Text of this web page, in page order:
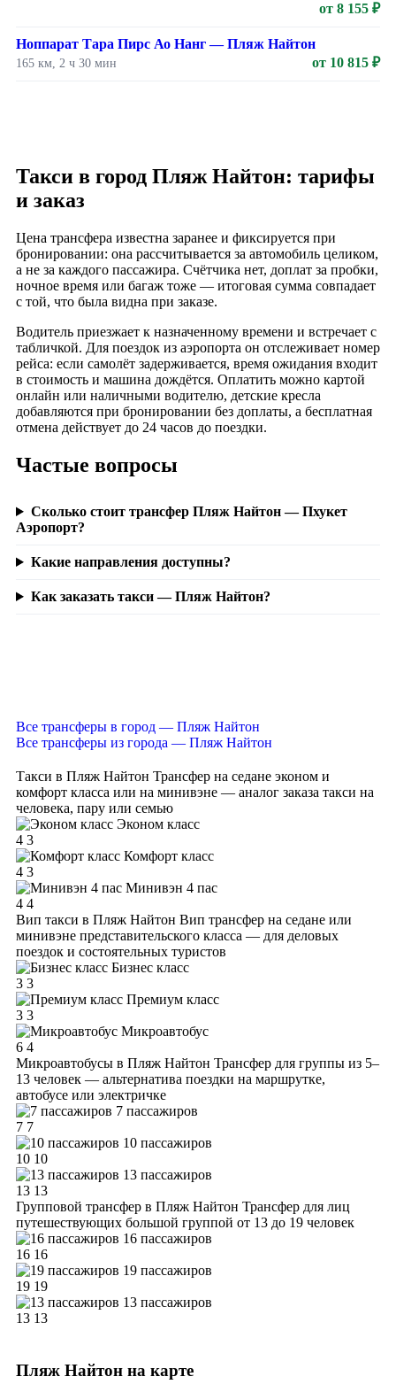
от 8 155 ₽
Ноппарат Тара Пирс Ао Hанг — Пляж Найтон
165 км, 2 ч 30 мин от 10 815 ₽
Такси в город Пляж Найтон: тарифы
и заказ
Цена трансфера известна заранее и фиксируется при
бронировании: она рассчитывается за автомобиль целиком,
а не за каждого пассажира. Счётчика нет, доплат за пробки,
ночное время или багаж тоже — итоговая сумма совпадает
с той, что была видна при заказе.
Водитель приезжает к назначенному времени и встречает с
табличкой. Для поездок из аэропорта он отслеживает номер
рейса: если самолёт задерживается, время ожидания входит
в стоимость и машина дождётся. Оплатить можно картой
онлайн или наличными водителю, детские кресла
добавляются при бронировании без доплаты, а бесплатная
отмена действует до 24 часов до поездки.
Частые вопросы
Сколько стоит трансфер Пляж Найтон — Пхукет
Аэропорт?
Какие направления доступны?
Как заказать такси — Пляж Найтон?
Все трансферы в город — Пляж Найтон
Все трансферы из города — Пляж Найтон
Такси в Пляж Найтон Трансфер на седане эконом и
комфорт класса или на минивэне — аналог заказа такси на
человека, пару или семью
Эконом класс
4 3
Комфорт класс
4 3
Минивэн 4 пас
4 4
Вип такси в Пляж Найтон Вип трансфер на седане или
минивэне представительского класса — для деловых
поездок и состоятельных туристов
Бизнес класс
3 3
Премиум класс
3 3
Микроавтобус
6 4
Микроавтобусы в Пляж Найтон Трансфер для группы из 5–
13 человек — альтернатива поездки на маршрутке,
автобусе или электричке
7 пассажиров
7 7
10 пассажиров
10 10
13 пассажиров
13 13
Групповой трансфер в Пляж Найтон Трансфер для лиц
путешествующих большой группой от 13 до 19 человек
16 пассажиров
16 16
19 пассажиров
19 19
13 пассажиров
13 13
Пляж Найтон на карте